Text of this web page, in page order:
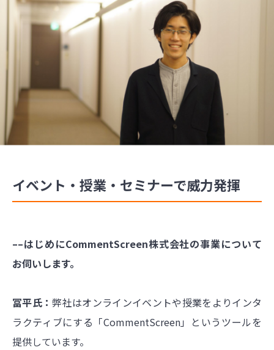
イベント・授業・セミナーで威力発揮
––はじめにCommentScreen株式会社の事業について
お伺いします。
冨平氏：弊社はオンラインイベントや授業をよりインタ
ラクティブにする「CommentScreen」というツールを
提供しています。